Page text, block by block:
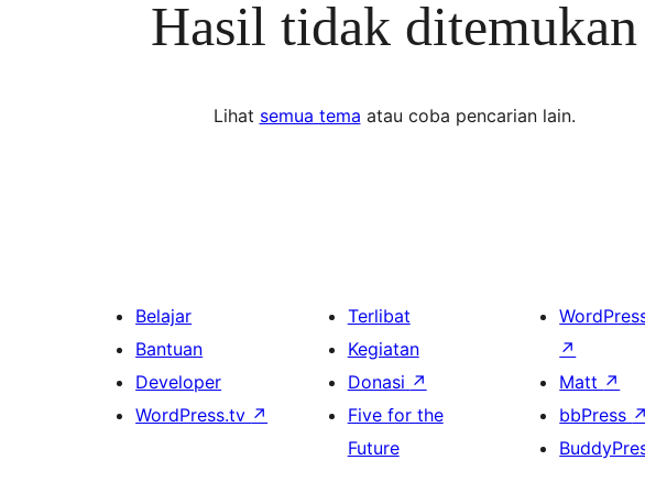
Hasil tidak ditemukan
Lihat semua tema atau coba pencarian lain.
Belajar
Bantuan
Developer
WordPress.tv ↗
Terlibat
Kegiatan
Donasi ↗
Five for the
Future
↗
Matt ↗
bbPress ↗